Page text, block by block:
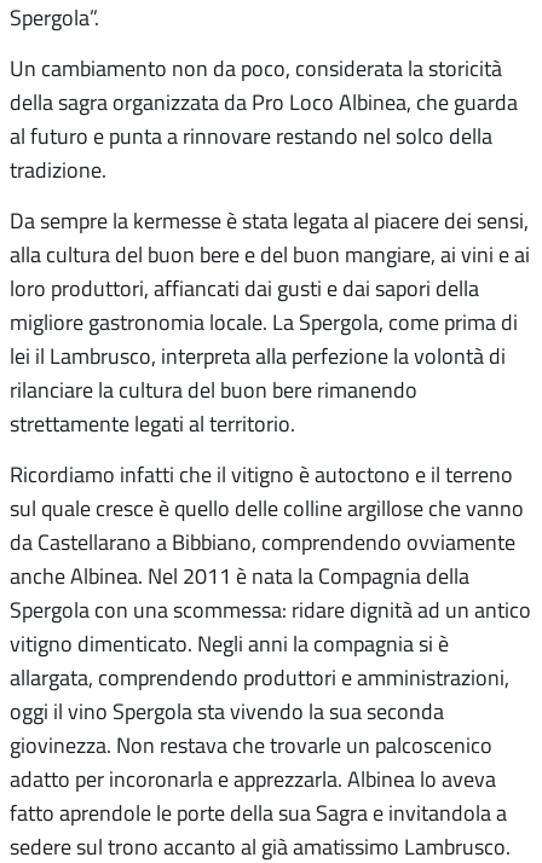
Spergola”.
Un cambiamento non da poco, considerata la storicità
della sagra organizzata da Pro Loco Albinea, che guarda
al futuro e punta a rinnovare restando nel solco della
tradizione.
Da sempre la kermesse è stata legata al piacere dei sensi,
alla cultura del buon bere e del buon mangiare, ai vini e ai
loro produttori, affiancati dai gusti e dai sapori della
migliore gastronomia locale. La Spergola, come prima di
lei il Lambrusco, interpreta alla perfezione la volontà di
rilanciare la cultura del buon bere rimanendo
strettamente legati al territorio.
Ricordiamo infatti che il vitigno è autoctono e il terreno
sul quale cresce è quello delle colline argillose che vanno
da Castellarano a Bibbiano, comprendendo ovviamente
anche Albinea. Nel 2011 è nata la Compagnia della
Spergola con una scommessa: ridare dignità ad un antico
vitigno dimenticato. Negli anni la compagnia si è
allargata, comprendendo produttori e amministrazioni,
oggi il vino Spergola sta vivendo la sua seconda
giovinezza. Non restava che trovarle un palcoscenico
adatto per incoronarla e apprezzarla. Albinea lo aveva
fatto aprendole le porte della sua Sagra e invitandola a
sedere sul trono accanto al già amatissimo Lambrusco.